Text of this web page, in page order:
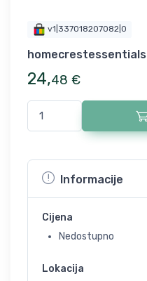
v1|337018207082|0
homecrestessentials
24,48 €
Informacije
Cijena
Nedostupno
Lokacija